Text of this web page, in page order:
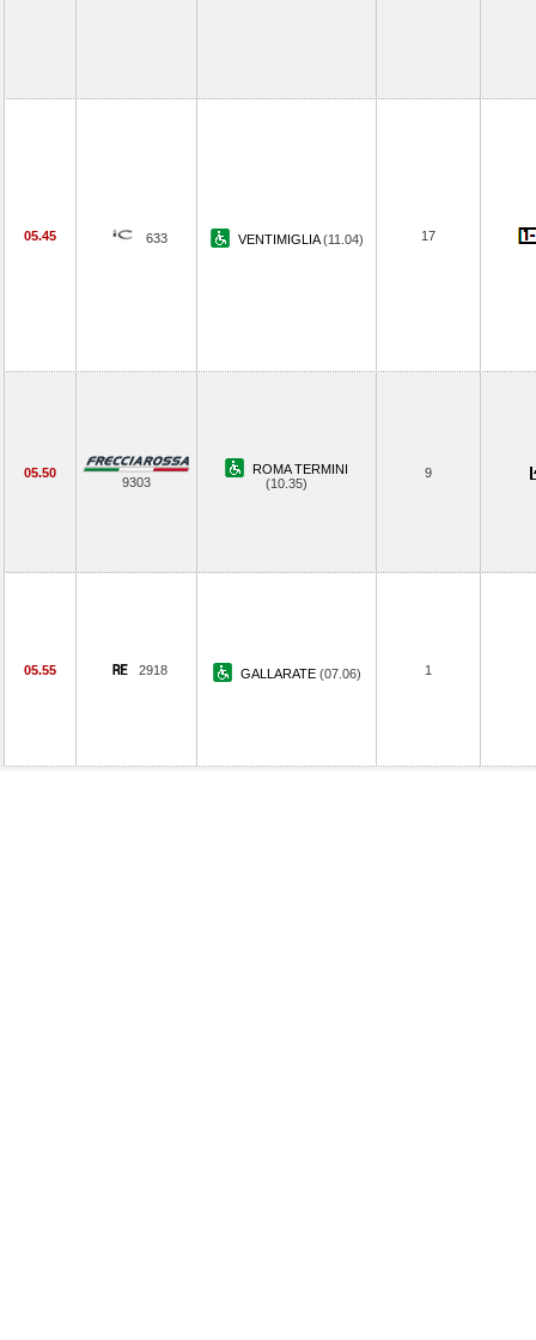
05.45 633 VENTIMIGLIA(11.04) 17
05.50
9303
ROMA TERMINI
(10.35)
9
05.55 2918 GALLARATE (07.06) 1